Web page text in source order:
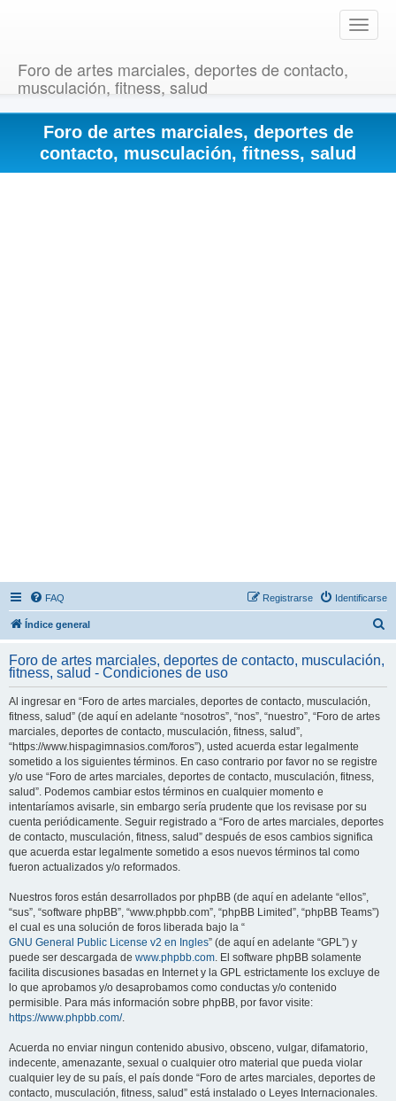
T
o
e
v
Foro de artes marciales, deportes de contacto,
musculación, fitness, salud
Foro de artes marciales, deportes de
contacto, musculación, fitness, salud
FAQ Identificarse
Registrarse
Índice general
c
Foro de artes marciales, deportes de contacto, musculación,
fitness, salud - Condiciones de uso
Al ingresar en “Foro de artes marciales, deportes de contacto, musculación,
fitness, salud” (de aquí en adelante “nosotros”, “nos”, “nuestro”, “Foro de artes
marciales, deportes de contacto, musculación, fitness, salud”,
“https://www.hispagimnasios.com/foros”), usted acuerda estar legalmente
sometido a los siguientes términos. En caso contrario por favor no se registre
y/o use “Foro de artes marciales, deportes de contacto, musculación, fitness,
salud”. Podemos cambiar estos términos en cualquier momento e
intentaríamos avisarle, sin embargo sería prudente que los revisase por su
cuenta periódicamente. Seguir registrado a “Foro de artes marciales, deportes
de contacto, musculación, fitness, salud” después de esos cambios significa
que acuerda estar legalmente sometido a esos nuevos términos tal como
fueron actualizados y/o reformados.
Nuestros foros están desarrollados por phpBB (de aquí en adelante “ellos”,
“sus”, “software phpBB”, “www.phpbb.com”, “phpBB Limited”, “phpBB Teams”)
el cual es una solución de foros liberada bajo la “
GNU General Public License v2 en Ingles” (de aquí en adelante “GPL”) y
puede ser descargada de www.phpbb.com. El software phpBB solamente
facilita discusiones basadas en Internet y la GPL estrictamente los excluye de
lo que aprobamos y/o desaprobamos como conductas y/o contenido
permisible. Para más información sobre phpBB, por favor visite:
https://www.phpbb.com/.
Acuerda no enviar ningun contenido abusivo, obsceno, vulgar, difamatorio,
indecente, amenazante, sexual o cualquier otro material que pueda violar
cualquier ley de su país, el país donde “Foro de artes marciales, deportes de
contacto, musculación, fitness, salud” está instalado o Leyes Internacionales.